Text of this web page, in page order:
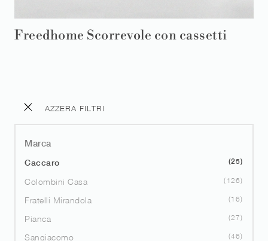
AZZERA FILTRI
Marca
Caccaro 25
Colombini Casa 126
Fratelli Mirandola 16
Pianca 27
Sangiacomo 46
Freedhome Scorrevole con cassetti